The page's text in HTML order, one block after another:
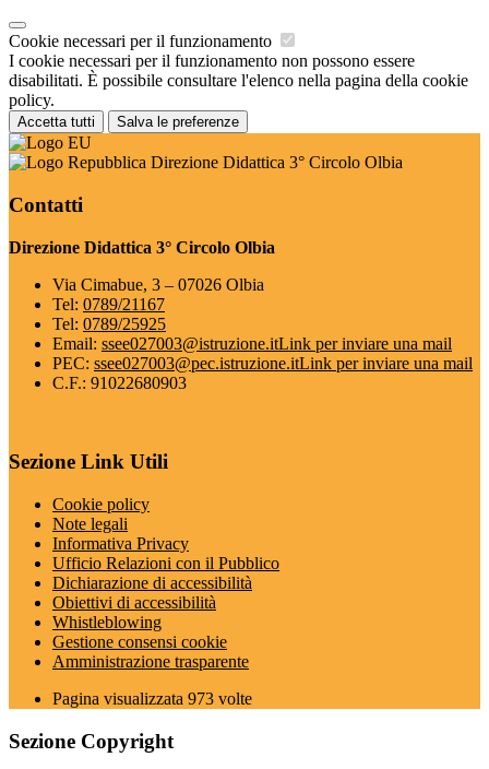
Cookie necessari per il funzionamento
I cookie necessari per il funzionamento non possono essere
disabilitati. È possibile consultare l'elenco nella pagina della cookie
policy.
Accetta tutti Salva le preferenze
Direzione Didattica 3° Circolo Olbia
Contatti
Direzione Didattica 3° Circolo Olbia
Via Cimabue, 3 – 07026 Olbia
Tel: 0789/21167
Tel: 0789/25925
Email: ssee027003@istruzione.itLink per inviare una mail
PEC: ssee027003@pec.istruzione.itLink per inviare una mail
C.F.: 91022680903
Sezione Link Utili
Cookie policy
Note legali
Informativa Privacy
Ufficio Relazioni con il Pubblico
Dichiarazione di accessibilità
Obiettivi di accessibilità
Whistleblowing
Gestione consensi cookie
Amministrazione trasparente
Pagina visualizzata 973 volte
Sezione Copyright